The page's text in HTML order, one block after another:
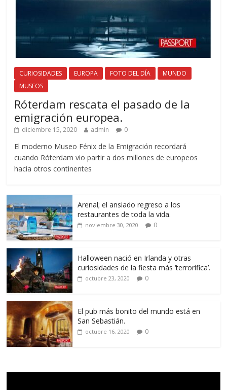
CURIOSIDADES EUROPA FOTO DEL DÍA
MUNDO
MUSEOS
Róterdam rescata el pasado de la
emigración europea.
diciembre 15, 2020 admin 0
El moderno Museo Fénix de la Emigración recordará
cuando Róterdam vio partir a dos millones de europeos
hacia otros continentes
Arenal; el ansiado regreso a los
restaurantes de toda la vida.
noviembre 30, 2020 0
Halloween nació en Irlanda y otras
curiosidades de la fiesta más ‘terrorífica’.
octubre 23, 2020 0
El pub más bonito del mundo está en
San Sebastián.
octubre 16, 2020 0